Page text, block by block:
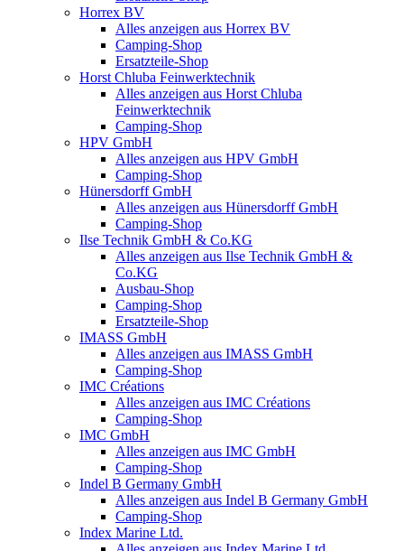
Horrex BV
Alles anzeigen aus Horrex BV
Camping-Shop
Ersatzteile-Shop
Horst Chluba Feinwerktechnik
Alles anzeigen aus Horst Chluba
Feinwerktechnik
Camping-Shop
HPV GmbH
Alles anzeigen aus HPV GmbH
Camping-Shop
Hünersdorff GmbH
Alles anzeigen aus Hünersdorff GmbH
Camping-Shop
Ilse Technik GmbH & Co.KG
Alles anzeigen aus Ilse Technik GmbH &
Co.KG
Ausbau-Shop
Camping-Shop
Ersatzteile-Shop
IMASS GmbH
Alles anzeigen aus IMASS GmbH
Camping-Shop
IMC Créations
Alles anzeigen aus IMC Créations
Camping-Shop
IMC GmbH
Alles anzeigen aus IMC GmbH
Camping-Shop
Indel B Germany GmbH
Alles anzeigen aus Indel B Germany GmbH
Camping-Shop
Index Marine Ltd.